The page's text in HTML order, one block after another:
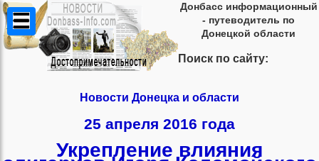
Донбасс информационный
- путеводитель по
Донецкой области
Поиск по сайту:
Новости Донецка и области
25 апреля 2016 года
Укрепление влияния